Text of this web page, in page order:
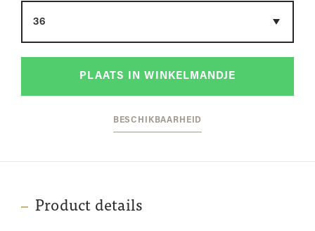
PLAATS IN WINKELMANDJE
BESCHIKBAARHEID
Product details